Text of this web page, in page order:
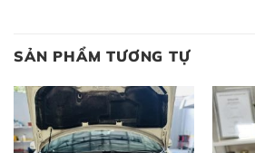
SẢN PHẨM TƯƠNG TỰ